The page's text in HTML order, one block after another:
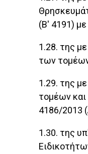
(Β' 4191)
1.28. της
των
1.29. της
τομέων
4186/2013
1.30. της